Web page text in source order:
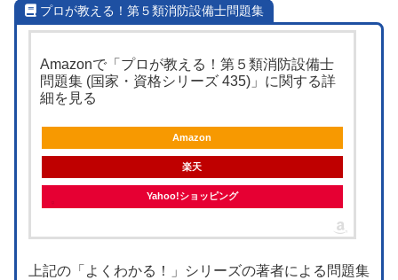
プロが教える！第５類消防設備士問題集
Amazonで「プロが教える！第５類消防設備士
問題集 (国家・資格シリーズ 435)」に関する詳
細を見る
Amazon
楽天
Yahoo!ショッピング
上記の「よくわかる！」シリーズの著者による問題集